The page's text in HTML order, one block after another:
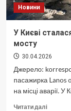
Новини
У Києві
мосту
30.04.2026
Джерело:
пасажирка Lanos
на місці аварії. У
Читати далі